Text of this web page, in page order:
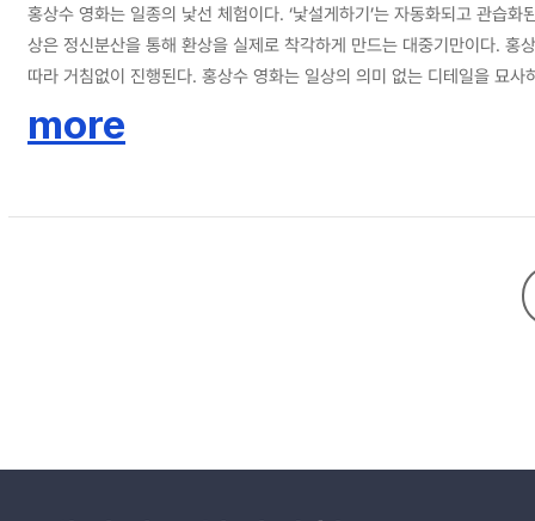
홍상수 영화는 일종의 낯선 체험이다. ‘낯설게하기’는 자동화되고 관습
상은 정신분산을 통해 환상을 실제로 착각하게 만드는 대중기만이다. 홍
따라 거침없이 진행된다. 홍상수 영화는 일상의 의미 없는 디테일을 묘
다. 이를 통해서 관객들은 영화적 판타지가 아니라 우리가 발 딛고 있는
more